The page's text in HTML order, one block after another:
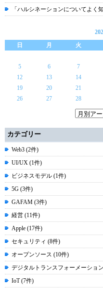
「ハルシネーションについてよく
日
月 火
5
6 7
12
13 14
19
20 21
26
27 28
カテゴリー
Web3 (2件)
UI/UX (1件)
ビジネスモデル (1件)
5G (3件)
GAFAM (3件)
経営 (11件)
Apple (17件)
セキュリティ (8件)
オープンソース (10件)
デジタルトランスフォーメーショ
IoT (7件)